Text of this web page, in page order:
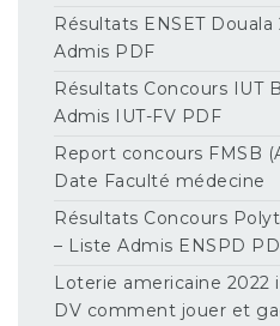
Résultats ENSET
Admis PDF
Résultats Concours IUT
Admis IUT-FV PDF
Report concours FMSB
Date Faculté médecine
Résultats Concours
– Liste Admis ENSPD
Loterie americaine 2022
DV comment jouer et